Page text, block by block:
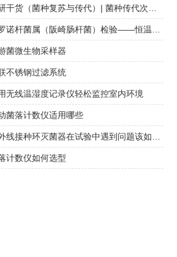
菌微生物采样器
不锈钢过滤系统
无线温湿度记录仪轻松监控室内环境
菌落计数仪适用哪些
计数仪如何选型